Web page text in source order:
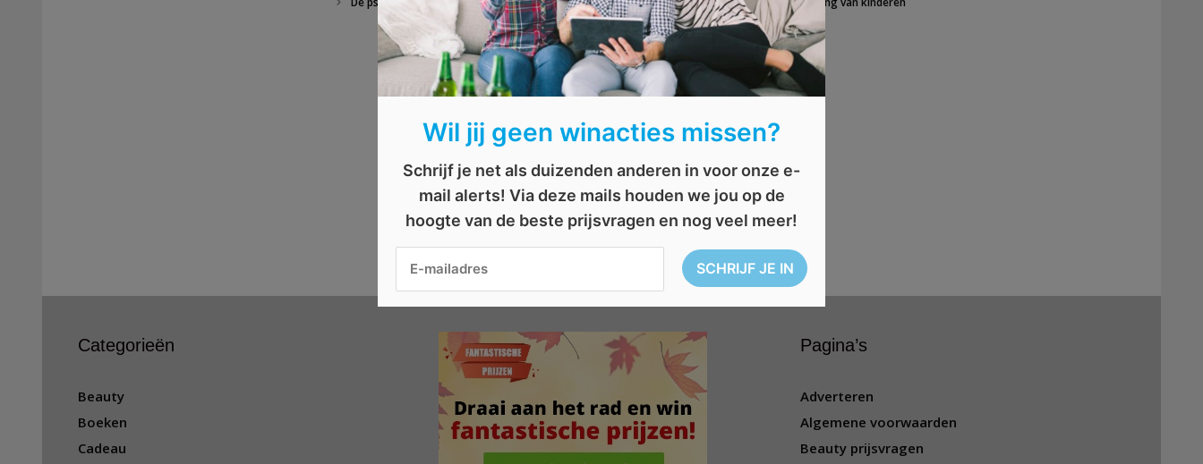
Categorieën
Beauty
Boeken
Cadeau
Pagina’s
Adverteren
Algemene voorwaarden
Beauty prijsvragen
Wil jij geen winacties missen?
Schrijf je net als duizenden anderen in voor onze e-
mail alerts! Via deze mails houden we jou op de
hoogte van de beste prijsvragen en nog veel meer!